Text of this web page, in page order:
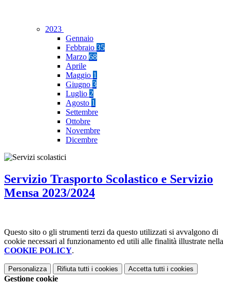
2023
Gennaio
Febbraio 35
Marzo 68
Aprile
Maggio 1
Giugno 3
Luglio 2
Agosto 1
Settembre
Ottobre
Novembre
Dicembre
Servizio Trasporto Scolastico e Servizio
Mensa 2023/2024
Questo sito o gli strumenti terzi da questo utilizzati si avvalgono di
cookie necessari al funzionamento ed utili alle finalità illustrate nella
COOKIE POLICY.
Personalizza Rifiuta tutti i cookies Accetta tutti i cookies
Gestione cookie